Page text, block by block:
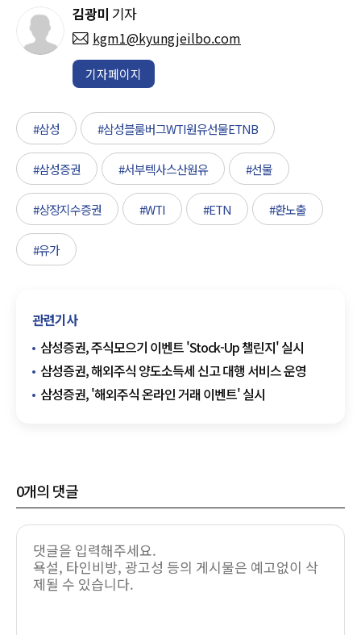
김광미 기자
kgm1@kyungjeilbo.com
기자페이지
#삼성 #삼성블룸버그WTI원유선물ETNB
#삼성증권 #서부텍사스산원유 #선물
#상장지수증권 #WTI #ETN #환노출
#유가
관련기사
삼성증권, 주식모으기 이벤트 'Stock-Up 챌린지' 실시
삼성증권, 해외주식 양도소득세 신고 대행 서비스 운영
삼성증권, '해외주식 온라인 거래 이벤트' 실시
0개의 댓글